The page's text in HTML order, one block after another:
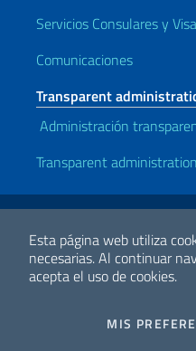
Esta página web utiliza
necesarias.Al continuar
acepta el uso de cookies.
MIS
Servicios Consulares y
Comunicaciones
Transparent
Administración
Transparent
Enlaces útiles
Cooperación Internacional